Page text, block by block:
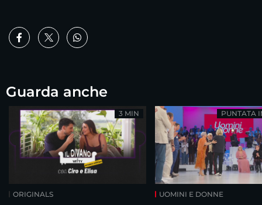
Guarda anche
ORIGINALS
3 MIN
UOMINI E DONNE
PUNTATA